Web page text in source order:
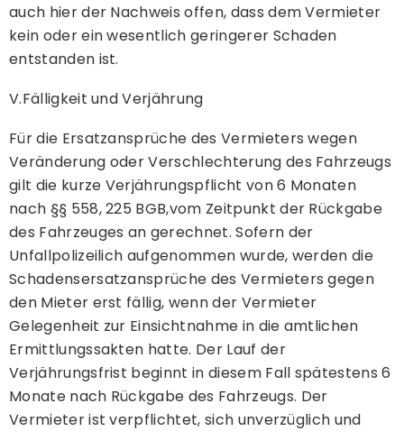
auch hier der Nachweis offen, dass dem Vermieter
kein oder ein wesentlich geringerer Schaden
entstanden ist.
V.Fälligkeit und Verjährung
Für die Ersatzansprüche des Vermieters wegen
Veränderung oder Verschlechterung des Fahrzeugs
gilt die kurze Verjährungspflicht von 6 Monaten
nach §§ 558, 225 BGB,vom Zeitpunkt der Rückgabe
des Fahrzeuges an gerechnet. Sofern der
Unfallpolizeilich aufgenommen wurde, werden die
Schadensersatzansprüche des Vermieters gegen
den Mieter erst fällig, wenn der Vermieter
Gelegenheit zur Einsichtnahme in die amtlichen
Ermittlungssakten hatte. Der Lauf der
Verjährungsfrist beginnt in diesem Fall spätestens 6
Monate nach Rückgabe des Fahrzeugs. Der
Vermieter ist verpflichtet, sich unverzüglich und